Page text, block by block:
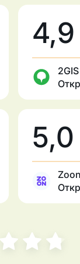
4,9
2GIS
5,0
Zoon